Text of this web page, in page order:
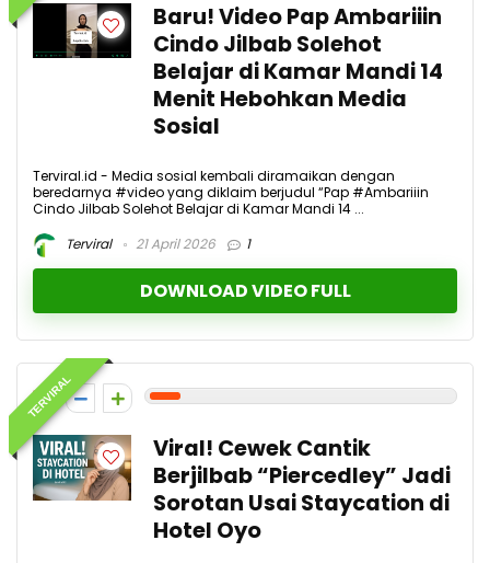
Baru! Video Pap Ambariiin
Cindo Jilbab Solehot
Belajar di Kamar Mandi 14
Menit Hebohkan Media
Sosial
Terviral.id - Media sosial kembali diramaikan dengan
beredarnya #video yang diklaim berjudul “Pap #Ambariiin
Cindo Jilbab Solehot Belajar di Kamar Mandi 14 ...
Terviral
21 April 2026 1
DOWNLOAD VIDEO FULL
TERVIRAL
1
Viral! Cewek Cantik
Berjilbab “Piercedley” Jadi
Sorotan Usai Staycation di
Hotel Oyo